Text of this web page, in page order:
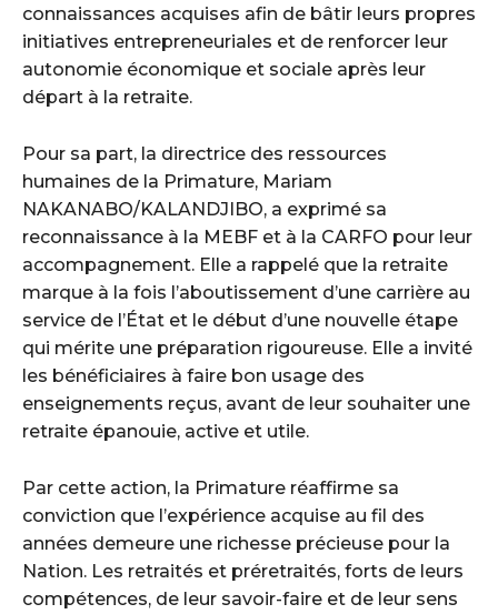
connaissances acquises afin de bâtir leurs propres
initiatives entrepreneuriales et de renforcer leur
autonomie économique et sociale après leur
départ à la retraite.
Pour sa part, la directrice des ressources
humaines de la Primature, Mariam
NAKANABO/KALANDJIBO, a exprimé sa
reconnaissance à la MEBF et à la CARFO pour leur
accompagnement. Elle a rappelé que la retraite
marque à la fois l’aboutissement d’une carrière au
service de l’État et le début d’une nouvelle étape
qui mérite une préparation rigoureuse. Elle a invité
les bénéficiaires à faire bon usage des
enseignements reçus, avant de leur souhaiter une
retraite épanouie, active et utile.
Par cette action, la Primature réaffirme sa
conviction que l’expérience acquise au fil des
années demeure une richesse précieuse pour la
Nation. Les retraités et préretraités, forts de leurs
compétences, de leur savoir-faire et de leur sens